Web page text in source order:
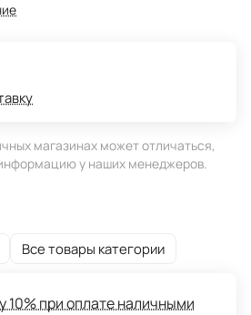
магазинах может отличаться,
у наших менеджеров.
Все товары категории
10% при оплате наличными